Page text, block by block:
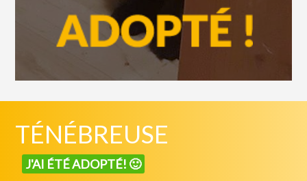
TÉNÉBREUSE
J'AI ÉTÉ ADOPTÉ! 🙂